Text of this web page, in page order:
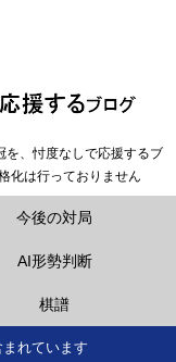
を、忖度なしで応援するブ
化は行っておりません
今後の対局
AI形勢判断
棋譜
れています